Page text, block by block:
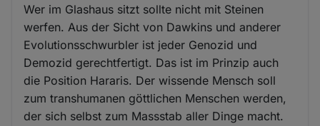
Wer im Glashaus sitzt sollte nicht mit Steinen
werfen. Aus der Sicht von Dawkins und anderer
Evolutionsschwurbler ist jeder Genozid und
Demozid gerechtfertigt. Das ist im Prinzip auch
die Position Hararis. Der wissende Mensch soll
zum transhumanen göttlichen Menschen werden,
der sich selbst zum Massstab aller Dinge macht.